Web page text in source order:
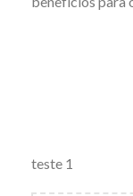
teste 1